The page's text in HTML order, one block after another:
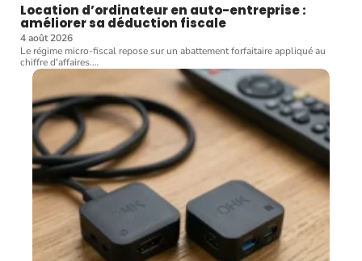
Location d’ordinateur en auto-entreprise :
améliorer sa déduction fiscale
4 août 2026
Le régime micro-fiscal repose sur un abattement forfaitaire appliqué au
chiffre d'affaires.…